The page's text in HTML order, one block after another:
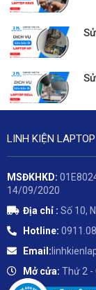
LINH KIỆN
MSĐKHKD:
14/09/2020
Địa chỉ : Số 10,
Hotline:
Email:
Mở cửa: Thứ 2 -